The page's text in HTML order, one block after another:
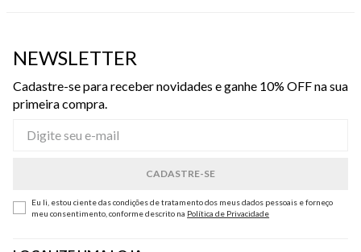
NEWSLETTER
Cadastre-se para receber novidades e ganhe 10% OFF na sua
primeira compra.
Eu li, estou ciente das condições de tratamento dos meus dados pessoais e forneço
meu consentimento, conforme descrito na Política de Privacidade